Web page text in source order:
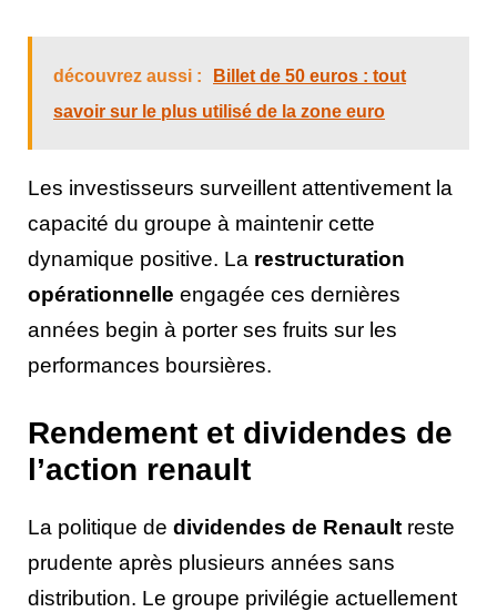
découvrez aussi :
Billet de 50 euros : tout
savoir sur le plus utilisé de la zone euro
Les investisseurs surveillent attentivement la
capacité du groupe à maintenir cette
dynamique positive. La restructuration
opérationnelle engagée ces dernières
années begin à porter ses fruits sur les
performances boursières.
Rendement et dividendes de
l’action renault
La politique de dividendes de Renault reste
prudente après plusieurs années sans
distribution. Le groupe privilégie actuellement